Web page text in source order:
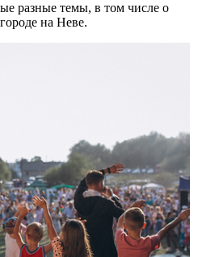
разные темы, в том числе о
на Неве.